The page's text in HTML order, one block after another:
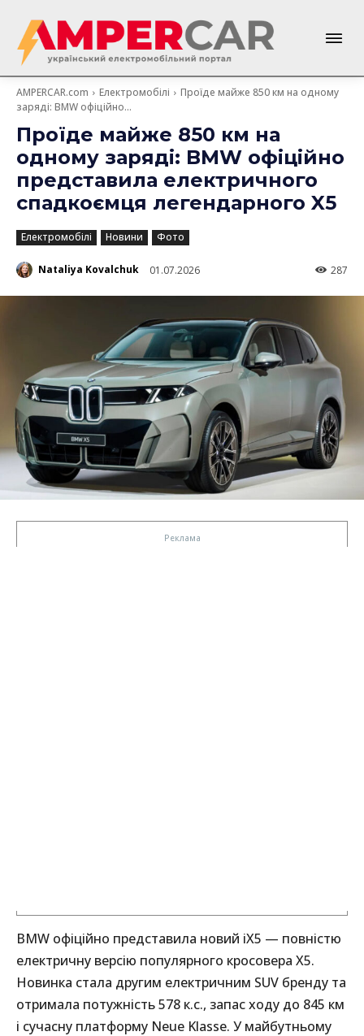
AMPERCAR.com Електромобілі
Проїде майже 850 км на одному
заряді: BMW офіційно...
Проїде майже 850 км на
одному заряді: BMW офіційно
представила електричного
спадкоємця легендарного X5
Електромобілі Новини Фото
Nataliya Kovalchuk 01.07.2026 287
BMW офіційно представила новий iX5 — повністю
електричну версію популярного кросовера X5.
Новинка стала другим електричним SUV бренду та
отримала потужність 578 к.с., запас ходу до 845 км
і сучасну платформу Neue Klasse. У майбутньому